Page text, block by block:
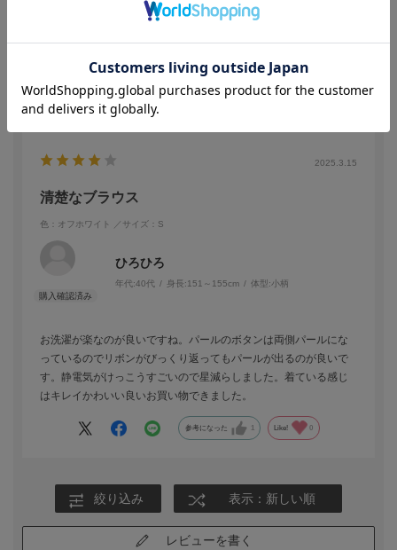
した。返品も面倒なので諦めましたが、セール品でも検品してか
参考になった 0 Like!
2025.3.15
清楚なブラウス
色：オフホワイト ／サイズ：S
ひろひろ
年代:40代 身長:151～155cm 体型:小柄
お洗濯が楽なのが良いですね。パールのボタンは両側パールにな
っているのでリボンがびっくり返ってもパールが出るのが良いで
す。静電気がけっこうすごいので星減らしました。着ている感じ
はキレイかわいい良いお買い物できました。
参考になった 1 Like! 0
絞り込み 表示：新しい順
レビューを書く